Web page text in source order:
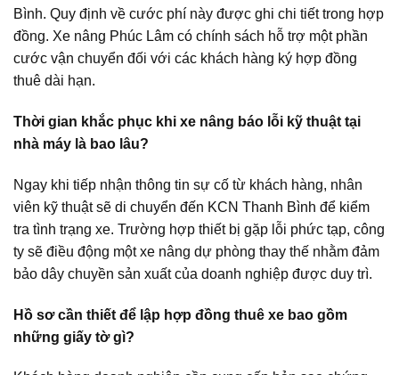
Bình. Quy định về cước phí này được ghi chi tiết trong hợp
đồng. Xe nâng Phúc Lâm có chính sách hỗ trợ một phần
cước vận chuyển đối với các khách hàng ký hợp đồng
thuê dài hạn.
Thời gian khắc phục khi xe nâng báo lỗi kỹ thuật tại
nhà máy là bao lâu?
Ngay khi tiếp nhận thông tin sự cố từ khách hàng, nhân
viên kỹ thuật sẽ di chuyển đến KCN Thanh Bình để kiểm
tra tình trạng xe. Trường hợp thiết bị gặp lỗi phức tạp, công
ty sẽ điều động một xe nâng dự phòng thay thế nhằm đảm
bảo dây chuyền sản xuất của doanh nghiệp được duy trì.
Hồ sơ cần thiết để lập hợp đồng thuê xe bao gồm
những giấy tờ gì?